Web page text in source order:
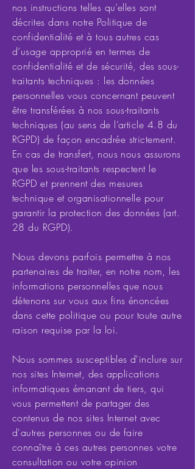
nos instructions telles qu’elles sont
décrites dans notre Politique de
confidentialité et à tous autres cas
d’usage approprié en termes de
confidentialité et de sécurité, des sous-
traitants techniques : les données
personnelles vous concernant peuvent
être transférées à nos sous-traitants
techniques (au sens de l’article 4.8 du
RGPD) de façon encadrée strictement.
En cas de transfert, nous nous assurons
que les sous-traitants respectent le
RGPD et prennent des mesures
technique et organisationnelle pour
garantir la protection des données (art.
28 du RGPD).
Nous devons parfois permettre à nos
partenaires de traiter, en notre nom, les
informations personnelles que nous
détenons sur vous aux fins énoncées
dans cette politique ou pour toute autre
raison requise par la loi.
Nous sommes susceptibles d'inclure sur
nos sites Internet, des applications
informatiques émanant de tiers, qui
vous permettent de partager des
contenus de nos sites Internet avec
d'autres personnes ou de faire
connaître à ces autres personnes votre
consultation ou votre opinion